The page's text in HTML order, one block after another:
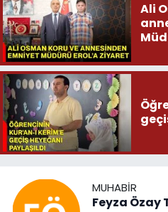
Ali
MUHABIR
Feyza Özay